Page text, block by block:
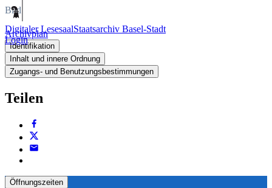
Digitaler LesesaalStaatsarchiv Basel-Stadt
Login
Bild
Archivplan
Identifikation
Inhalt und innere Ordnung
Zugangs- und Benutzungsbestimmungen
Teilen
Öffnungszeiten